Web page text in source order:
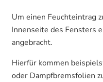
Um einen Feuchteintrag
Innenseite des Fensters
angebracht.
Hierfür kommen
oder Dampfbremsfolien